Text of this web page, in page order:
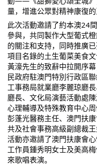
量，增進公眾對精神康復
此次活動邀請了約本澳24
參與，共同製作大型葡式
的關注和支持，同時推廣
項目名錄的土生葡菜美食
黃濠先生的致辭中拉開序
民政府駐澳門特別行政區
工事務局就業廳李麗琼廳
廳⾧、文化局演藝活動處
心理輔導及特殊教育中心
彭蓬光醫務主任、澳門扶
共及社會事務高級副總裁
活動亦邀請了澳門扶康會
工作員鍾秀明女士及美高
來歌唱表演。